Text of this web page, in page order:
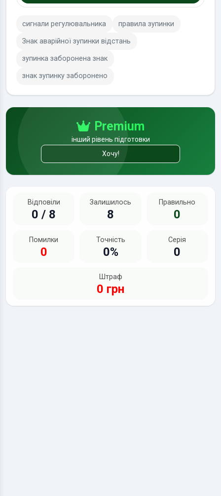
сигнали регулювальника правила зупинки
Знак аварійної зупинки відстань
зупинка заборонена знак
знак зупинку заборонено
Premium
інший рівень підготовки
Хочу!
Відповіли
0 / 8
Залишилось
8
Правильно
0
Помилки
0
Точність
0%
Серія
0
Штраф
0 грн